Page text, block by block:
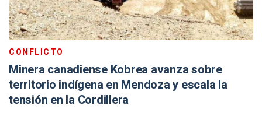
CONFLICTO
Minera canadiense Kobrea avanza sobre
territorio indígena en Mendoza y escala la
tensión en la Cordillera